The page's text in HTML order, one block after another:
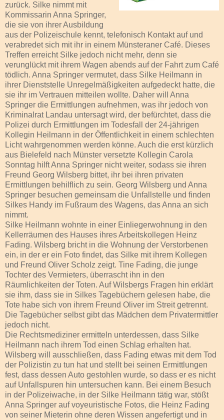
zurück. Silke nimmt mit
Kommissarin Anna Springer,
die sie von ihrer Ausbildung
aus der Polizeischule kennt, telefonisch Kontakt auf und
verabredet sich mit ihr in einem Münsteraner Café. Dieses
Treffen erreicht Silke jedoch nicht mehr, denn sie
verunglückt mit ihrem Wagen abends auf der Fahrt zum Café
tödlich. Anna Springer vermutet, dass Silke Heilmann in
ihrer Dienststelle Unregelmäßigkeiten aufgedeckt hatte, die
sie ihr im Vertrauen mitteilen wollte. Daher will Anna
Springer die Ermittlungen aufnehmen, was ihr jedoch von
Kriminalrat Landau untersagt wird, der befürchtet, dass die
Polizei durch Ermittlungen im Todesfall der 24-jährigen
Kollegin Heilmann in der Öffentlichkeit in einem schlechten
Licht wahrgenommen werden könne. Auch die erst kürzlich
aus Bielefeld nach Münster versetzte Kollegin Carola
Sonntag hilft Anna Springer nicht weiter, sodass sie ihren
Freund Georg Wilsberg bittet, ihr bei ihren privaten
Ermittlungen behilflich zu sein. Georg Wilsberg und Anna
Springer besuchen gemeinsam die Unfallstelle und finden
Silkes Handy im Fußraum des Wagens, das Anna an sich
nimmt.
Silke Heilmann wohnte in einer Einliegerwohnung in den
Kellerräumen des Hauses ihres Arbeitskollegen Heinz
Fading. Wilsberg bricht in die Wohnung der Verstorbenen
ein, in der er ein Foto findet, das Silke mit ihrem Kollegen
und Freund Oliver Scholz zeigt. Tine Fading, die junge
Tochter des Vermieters, überrascht ihn in den
Räumlichkeiten der Toten. Auf Wilsbergs Fragen hin erklärt
sie ihm, dass sie in Silkes Tagebüchern gelesen habe, die
Tote habe sich von ihrem Freund Oliver im Streit getrennt.
Die Tagebücher selbst gibt das Mädchen dem Privatermittler
jedoch nicht.
Die Rechtsmediziner ermitteln unterdessen, dass Silke
Heilmann nach ihrem Tod einen Schlag erhalten hat.
Wilsberg will ausschließen, dass Fading etwas mit dem Tod
der Polizistin zu tun hat und stellt bei seinen Ermittlungen
fest, dass dessen Auto gestohlen wurde, so dass er es nicht
auf Unfallspuren hin untersuchen kann. Bei einem Besuch
in der Polizeiwache, in der Silke Heilmann tätig war, stößt
Anna Springer auf voyeuristische Fotos, die Heinz Fading
von seiner Mieterin ohne deren Wissen angefertigt und in